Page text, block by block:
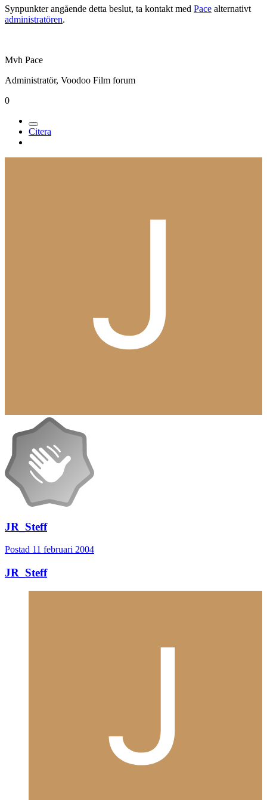
Synpunkter angående detta beslut, ta kontakt med Pace alternativt
administratören.
Mvh Pace
Administratör, Voodoo Film forum
0
Citera
JR_Steff
Postad 11 februari 2004
JR_Steff